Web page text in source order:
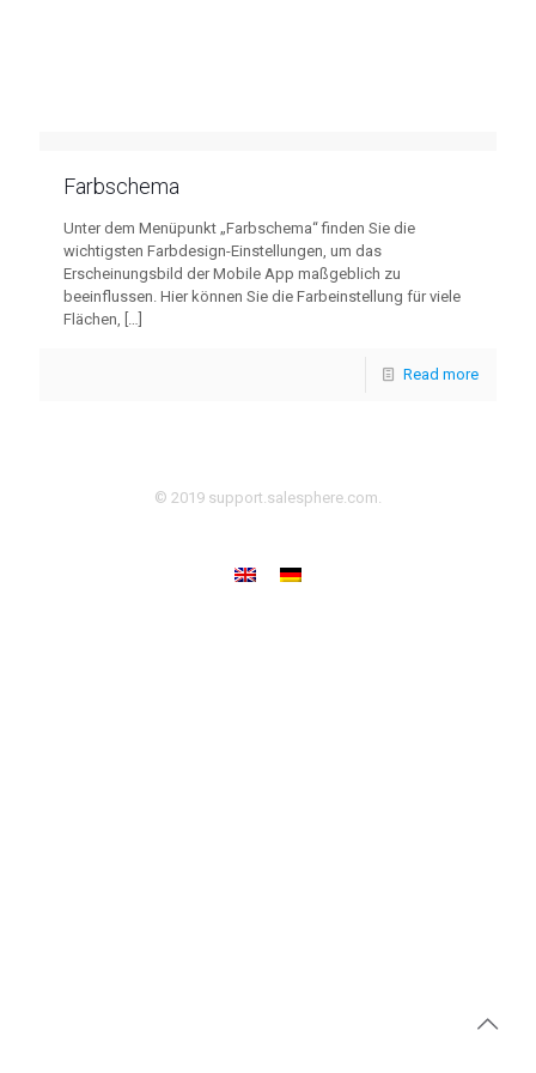
Farbschema
Unter dem Menüpunkt „Farbschema“ finden Sie die
wichtigsten Farbdesign-Einstellungen, um das
Erscheinungsbild der Mobile App maßgeblich zu
beeinflussen. Hier können Sie die Farbeinstellung für viele
Flächen, […]
Read more
© 2019 support.salesphere.com.